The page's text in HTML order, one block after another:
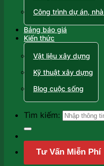
Công trình dự án,
Bảng báo giá
Kiến thức
Vật liệu xây dựng
Kỹ thuật xây dựng
Blog cuộc sống
Tìm kiếm:
Tư Vấn Miễn Phí